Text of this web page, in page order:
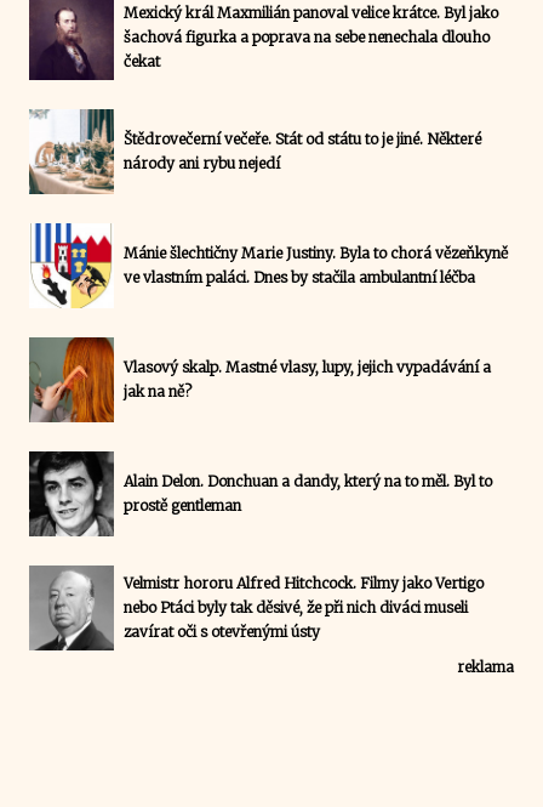
Mexický král Maxmilián panoval velice krátce. Byl jako
šachová figurka a poprava na sebe nenechala dlouho
čekat
Štědrovečerní večeře. Stát od státu to je jiné. Některé
národy ani rybu nejedí
Mánie šlechtičny Marie Justiny. Byla to chorá vězeňkyně
ve vlastním paláci. Dnes by stačila ambulantní léčba
Vlasový skalp. Mastné vlasy, lupy, jejich vypadávání a
jak na ně?
Alain Delon. Donchuan a dandy, který na to měl. Byl to
prostě gentleman
Velmistr hororu Alfred Hitchcock. Filmy jako Vertigo
nebo Ptáci byly tak děsivé, že při nich diváci museli
zavírat oči s otevřenými ústy
reklama